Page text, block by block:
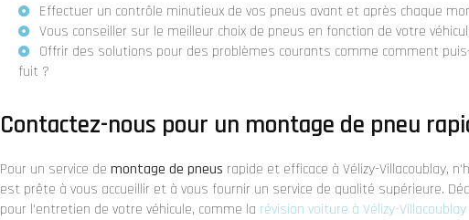
Effectuer un contrôle minutieux de vos pneus avant et après chaque
Vous conseiller sur le meilleur choix de pneus en fonction de votre
Offrir des solutions pour des problèmes courants comme comment
fuit ?
Contactez-nous pour un montage de pneu
Pour un service de montage de pneus rapide et efficace à Vélizy-Villacoublay,
est prête à vous accueillir et à vous fournir un service de qualité supérieure.
pour l'entretien de votre véhicule, comme la révision voiture à Vélizy-Villacoublay